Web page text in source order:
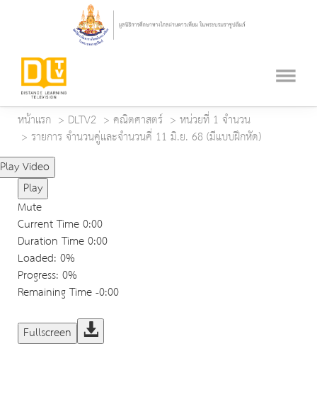
หน้าแรก DLTV2 คณิตศาสตร์
หน่วยที่ 1 จำนวน
รายการ จำนวนคู่และจำนวนคี่ 11 มิ.ย. 68 (มีแบบฝึกหัด)
Play Video
Play
Mute
Current Time0:00
Duration Time0:00
Loaded: 0%
Progress: 0%
Remaining Time-0:00
Fullscreen